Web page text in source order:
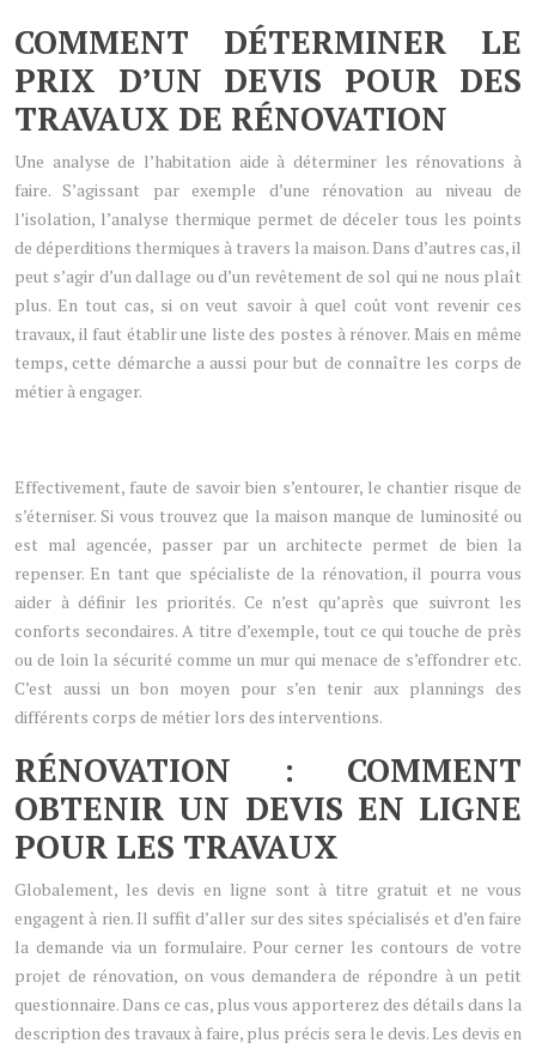
COMMENT DÉTERMINER LE
PRIX D’UN DEVIS POUR DES
TRAVAUX DE RÉNOVATION
Une analyse de l’habitation aide à déterminer les rénovations à
faire. S’agissant par exemple d’une rénovation au niveau de
l’isolation, l’analyse thermique permet de déceler tous les points
de déperditions thermiques à travers la maison. Dans d’autres cas, il
peut s’agir d’un dallage ou d’un revêtement de sol qui ne nous plaît
plus. En tout cas, si on veut savoir à quel coût vont revenir ces
travaux, il faut établir une liste des postes à rénover. Mais en même
temps, cette démarche a aussi pour but de connaître les corps de
métier à engager.
Effectivement, faute de savoir bien s’entourer, le chantier risque de
s’éterniser. Si vous trouvez que la maison manque de luminosité ou
est mal agencée, passer par un architecte permet de bien la
repenser. En tant que spécialiste de la rénovation, il pourra vous
aider à définir les priorités. Ce n’est qu’après que suivront les
conforts secondaires. A titre d’exemple, tout ce qui touche de près
ou de loin la sécurité comme un mur qui menace de s’effondrer etc.
C’est aussi un bon moyen pour s’en tenir aux plannings des
différents corps de métier lors des interventions.
RÉNOVATION : COMMENT
OBTENIR UN DEVIS EN LIGNE
POUR LES TRAVAUX
Globalement, les devis en ligne sont à titre gratuit et ne vous
engagent à rien. Il suffit d’aller sur des sites spécialisés et d’en faire
la demande via un formulaire. Pour cerner les contours de votre
projet de rénovation, on vous demandera de répondre à un petit
questionnaire. Dans ce cas, plus vous apporterez des détails dans la
description des travaux à faire, plus précis sera le devis. Les devis en